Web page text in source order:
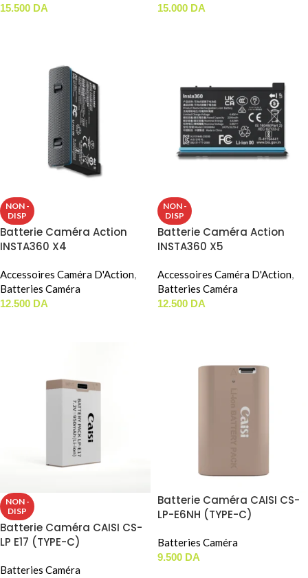
15.500 DA 15.000 DA
NON -
DISP
Batterie Caméra Action
INSTA360 X4
Accessoires Caméra D'Action,
Batteries Caméra
12.500 DA
NON -
DISP
Batterie Caméra Action
INSTA360 X5
Accessoires Caméra D'Action,
Batteries Caméra
12.500 DA
NON -
DISP
Batterie Caméra CAISI CS-
LP E17 (TYPE-C)
Batteries Caméra
Batterie Caméra CAISI CS-
LP-E6NH (TYPE-C)
Batteries Caméra
9.500 DA